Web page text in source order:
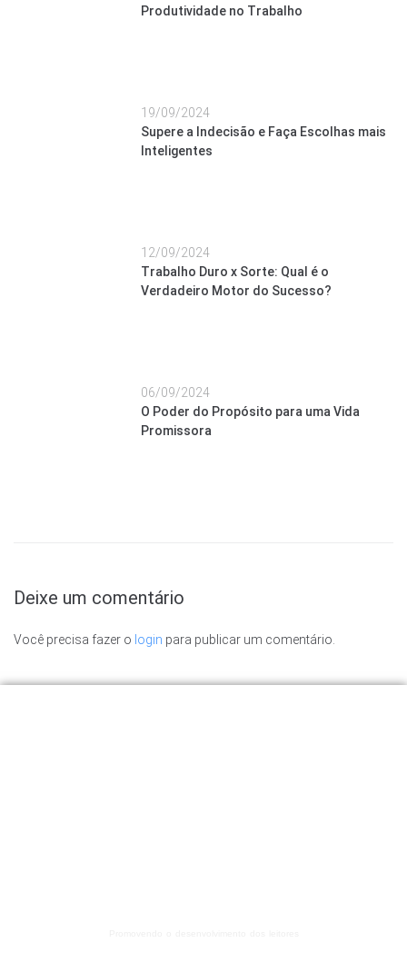
Produtividade no Trabalho
19/09/2024
Supere a Indecisão e Faça Escolhas mais
Inteligentes
12/09/2024
Trabalho Duro x Sorte: Qual é o
Verdadeiro Motor do Sucesso?
06/09/2024
O Poder do Propósito para uma Vida
Promissora
Deixe um comentário
Você precisa fazer o login para publicar um comentário.